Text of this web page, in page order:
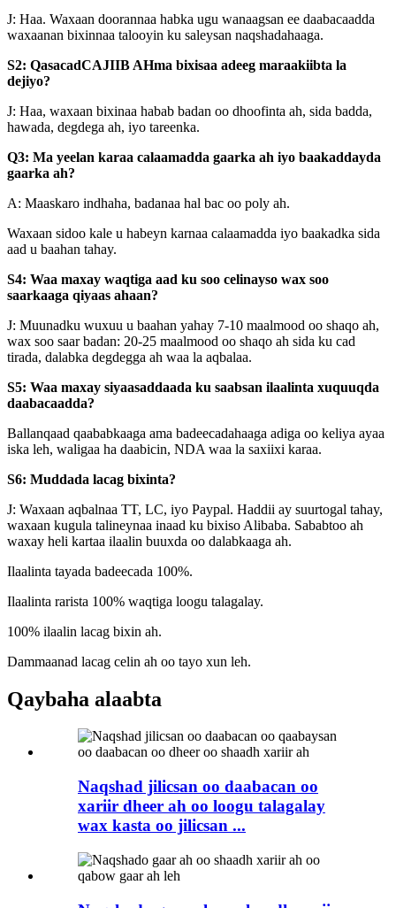
J: Haa. Waxaan doorannaa habka ugu wanaagsan ee daabacaadda
waxaanan bixinnaa talooyin ku saleysan naqshadahaaga.
S2: QasacadCAJIIB AHma bixisaa adeeg maraakiibta la
dejiyo?
J: Haa, waxaan bixinaa habab badan oo dhoofinta ah, sida badda,
hawada, degdega ah, iyo tareenka.
Q3: Ma yeelan karaa calaamadda gaarka ah iyo baakaddayda
gaarka ah?
A: Maaskaro indhaha, badanaa hal bac oo poly ah.
Waxaan sidoo kale u habeyn karnaa calaamadda iyo baakadka sida
aad u baahan tahay.
S4: Waa maxay waqtiga aad ku soo celinayso wax soo
saarkaaga qiyaas ahaan?
J: Muunadku wuxuu u baahan yahay 7-10 maalmood oo shaqo ah,
wax soo saar badan: 20-25 maalmood oo shaqo ah sida ku cad
tirada, dalabka degdegga ah waa la aqbalaa.
S5: Waa maxay siyaasaddaada ku saabsan ilaalinta xuquuqda
daabacaadda?
Ballanqaad qaababkaaga ama badeecadahaaga adiga oo keliya ayaa
iska leh, waligaa ha daabicin, NDA waa la saxiixi karaa.
S6: Muddada lacag bixinta?
J: Waxaan aqbalnaa TT, LC, iyo Paypal. Haddii ay suurtogal tahay,
waxaan kugula talineynaa inaad ku bixiso Alibaba. Sababtoo ah
waxay heli kartaa ilaalin buuxda oo dalabkaaga ah.
Ilaalinta tayada badeecada 100%.
Ilaalinta rarista 100% waqtiga loogu talagalay.
100% ilaalin lacag bixin ah.
Dammaanad lacag celin ah oo tayo xun leh.
Qaybaha alaabta
Naqshad jilicsan oo daabacan oo
xariir dheer ah oo loogu talagalay
wax kasta oo jilicsan ...